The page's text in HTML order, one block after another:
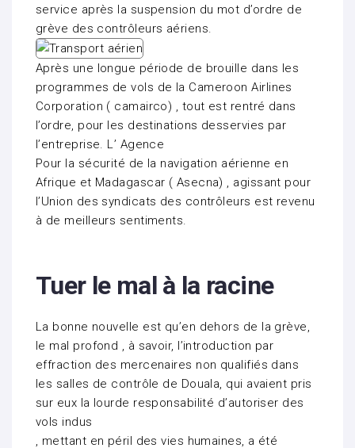
service après la suspension du mot d’ordre de
grève des contrôleurs aériens.
Après une longue période de brouille dans les
programmes de vols de la Cameroon Airlines
Corporation ( camairco) , tout est rentré dans
l’ordre, pour les destinations desservies par
l’entreprise. L’ Agence
Pour la sécurité de la navigation aérienne en
Afrique et Madagascar ( Asecna) , agissant pour
l’Union des syndicats des contrôleurs est revenu
à de meilleurs sentiments.
Tuer le mal à la racine
La bonne nouvelle est qu’en dehors de la grève,
le mal profond , à savoir, l’introduction par
effraction des mercenaires non qualifiés dans
les salles de contrôle de Douala, qui avaient pris
sur eux la lourde responsabilité d’autoriser des
vols indus
, mettant en péril des vies humaines, a été